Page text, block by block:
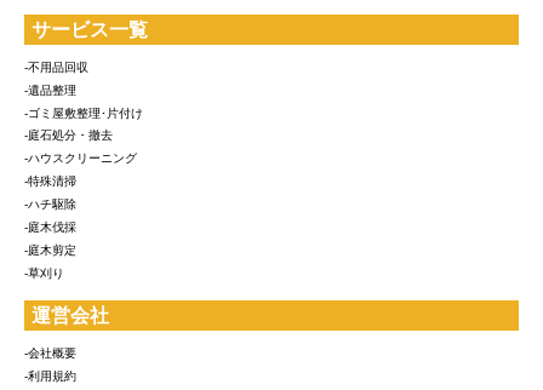
サービス一覧
-不用品回収
-遺品整理
-ゴミ屋敷整理･片付け
-庭石処分・撤去
-ハウスクリーニング
-特殊清掃
-ハチ駆除
-庭木伐採
-庭木剪定
-草刈り
運営会社
-会社概要
-利用規約